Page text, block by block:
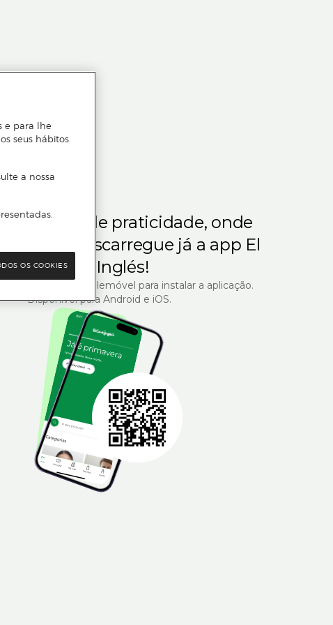
gosta de praticidade, onde
Descarregue já a app El
Corte Inglés!
QR com o seu telemóvel para instalar a aplicação.
Disponível para Android e iOS.
e para lhe
seus hábitos
a nossa
OS COOKIES